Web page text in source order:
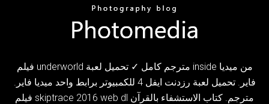
فيلم underworld مترجم كامل ✓ تحميل لعبة inside من ميديا
فاير. تحميل لعبة رزدنت ايفل 4 للكمبيوتر برابط واحد ميديا فاير.
فيلم skiptrace 2016 web dl مترجم. كتاب الاستشفاء بالقرآن